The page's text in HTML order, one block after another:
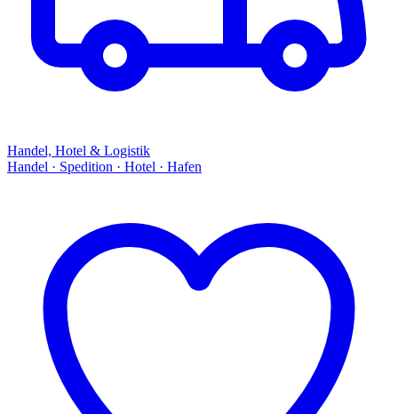
Handel, Hotel & Logistik
Handel · Spedition · Hotel · Hafen